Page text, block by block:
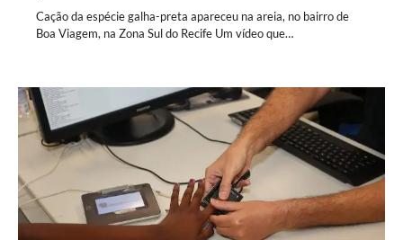
Cação da espécie galha-preta apareceu na areia, no bairro de
Boa Viagem, na Zona Sul do Recife Um vídeo que…